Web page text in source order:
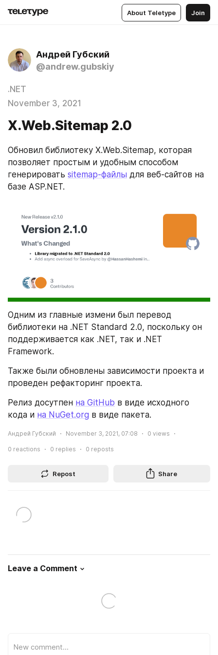
About Teletype Join
Андрей Губский
@andrew.gubskiy
.NET
November 3, 2021
X.Web.Sitemap 2.0
Обновил библиотеку X.Web.Sitemap, которая
позволяет простым и удобным способом
генерировать sitemap-файлы для веб-сайтов на
базе ASP.NET.
Одним из главные измени был перевод
библиотеки на .NET Standard 2.0, поскольку он
поддерживается как .NET, так и .NET
Framework.
Также были обновлены зависимости проекта и
проведен рефакторинг проекта.
Релиз досутпен на GitHub в виде исходного
кода и на NuGet.org в виде пакета.
Андрей Губский November 3, 2021, 07:08 0 views
0 reactions 0 replies 0 reposts
Repost Share
Leave a Comment